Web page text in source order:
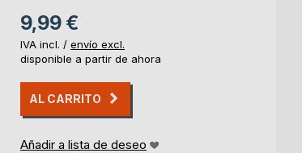
9,99 €
IVA incl. / envío excl.
disponible a partir de ahora
AL CARRITO
Añadir a lista de deseo